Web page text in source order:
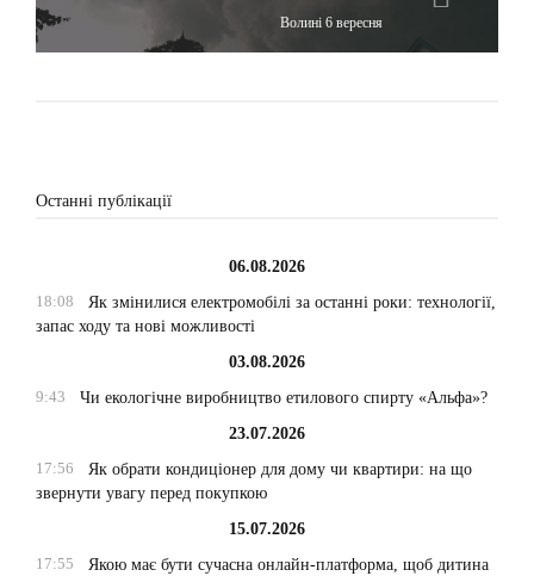
Волині 6 вересня
Останні публікації
06.08.2026
18:08
Як змінилися електромобілі за останні роки: технології,
запас ходу та нові можливості
03.08.2026
9:43
Чи екологічне виробництво етилового спирту «Альфа»?
23.07.2026
17:56
Як обрати кондиціонер для дому чи квартири: на що
звернути увагу перед покупкою
15.07.2026
17:55
Якою має бути сучасна онлайн-платформа, щоб дитина